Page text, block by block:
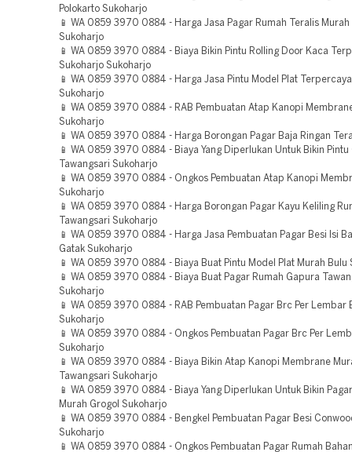
Polokarto Sukoharjo
📱 WA 0859 3970 0884 - Harga Jasa Pagar Rumah Teralis
Sukoharjo
📱 WA 0859 3970 0884 - Biaya Bikin Pintu Rolling Door Kaca
Sukoharjo Sukoharjo
📱 WA 0859 3970 0884 - Harga Jasa Pintu Model Plat
Sukoharjo
📱 WA 0859 3970 0884 - RAB Pembuatan Atap Kanopi
Sukoharjo
📱 WA 0859 3970 0884 - Harga Borongan Pagar Baja Ringan
📱 WA 0859 3970 0884 - Biaya Yang Diperlukan Untuk Bikin Pintu
Tawangsari Sukoharjo
📱 WA 0859 3970 0884 - Ongkos Pembuatan Atap Kanopi
Sukoharjo
📱 WA 0859 3970 0884 - Harga Borongan Pagar Kayu Keliling
Tawangsari Sukoharjo
📱 WA 0859 3970 0884 - Harga Jasa Pembuatan Pagar Besi Isi
Gatak Sukoharjo
📱 WA 0859 3970 0884 - Biaya Buat Pintu Model Plat Murah Bulu
📱 WA 0859 3970 0884 - Biaya Buat Pagar Rumah Gapura
Sukoharjo
📱 WA 0859 3970 0884 - RAB Pembuatan Pagar Brc Per Lembar
Sukoharjo
📱 WA 0859 3970 0884 - Ongkos Pembuatan Pagar Brc Per
Sukoharjo
📱 WA 0859 3970 0884 - Biaya Bikin Atap Kanopi Membrane
Tawangsari Sukoharjo
📱 WA 0859 3970 0884 - Biaya Yang Diperlukan Untuk Bikin
Murah Grogol Sukoharjo
📱 WA 0859 3970 0884 - Bengkel Pembuatan Pagar Besi
Sukoharjo
📱 WA 0859 3970 0884 - Ongkos Pembuatan Pagar Rumah